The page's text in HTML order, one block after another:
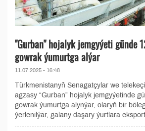
"Gurban" hojalyk jemgyýeti günde
gowrak ýumurtga alýar
11.07.2025 - 16:48
Türkmenistanyň Senagatçylar we
agzasy “Gurban” hojalyk jemgyýetinde
gowrak ýumurtga alynýar, olaryň bir
ýerlenilýär, galany daşary ýurtlara